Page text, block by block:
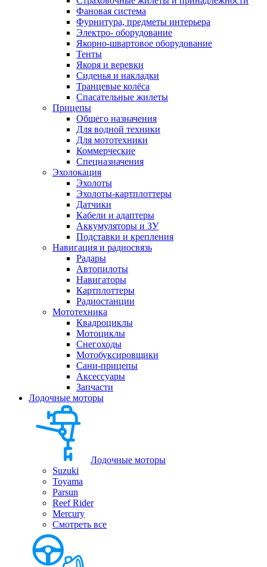
Фановая система
Фурнитура, предметы интерьера
Электро- оборудование
Якорно-швартовое оборудование
Тенты
Якоря и веревки
Сиденья и накладки
Транцевые колёса
Спасательные жилеты
Прицепы
Общего назначения
Для водной техники
Для мототехники
Коммерческие
Спецназначения
Эхолокация
Эхолоты
Эхолоты-картплоттеры
Датчики
Кабели и адаптеры
Аккумуляторы и ЗУ
Подставки и крепления
Навигация и радиосвязь
Радары
Автопилоты
Навигаторы
Картплоттеры
Радиостанции
Мототехника
Квадроциклы
Мотоциклы
Снегоходы
Мотобуксировщики
Сани-прицепы
Аксессуары
Запчасти
Лодочные моторы
Лодочные моторы
Suzuki
Toyama
Parsun
Reef Rider
Mercury
Смотреть все